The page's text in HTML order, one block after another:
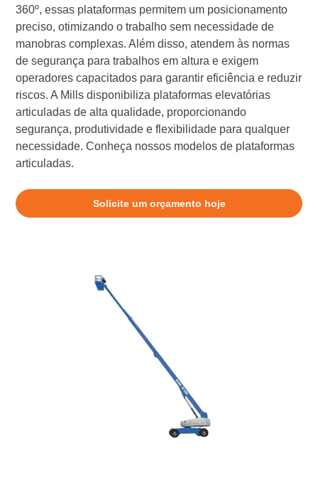
360º, essas plataformas permitem um posicionamento
preciso, otimizando o trabalho sem necessidade de
manobras complexas. Além disso, atendem às normas
de segurança para trabalhos em altura e exigem
operadores capacitados para garantir eficiência e reduzir
riscos. A Mills disponibiliza plataformas elevatórias
articuladas de alta qualidade, proporcionando
segurança, produtividade e flexibilidade para qualquer
necessidade. Conheça nossos modelos de plataformas
articuladas.
Solicite um orçamento hoje